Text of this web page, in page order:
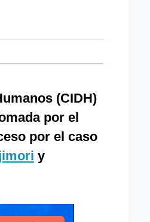
(CIDH)
por el
por el caso
y